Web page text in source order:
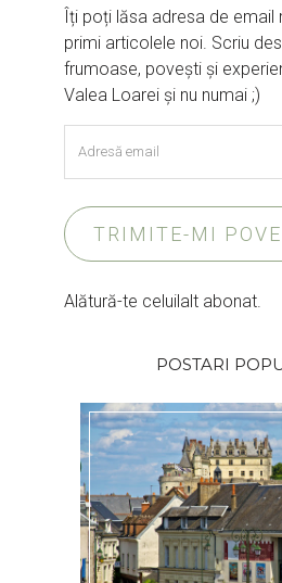
Îți poți lăsa adresa de email
primi articolele noi. Scriu
frumoase, povești și
Valea Loarei și nu numai ;)
email
TRIMITE-MI
Alătură-te celuilalt abonat.
POSTARI